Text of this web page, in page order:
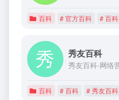
百科 # 官方百科 # 百
秀友百科
秀友百科-网络
百科 # 百科 # 秀友百科